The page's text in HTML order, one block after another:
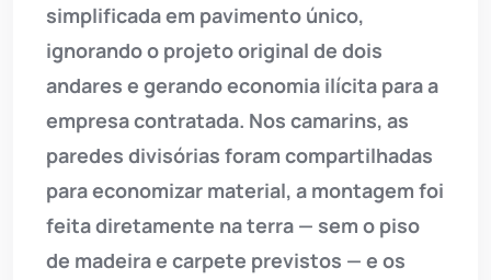
simplificada em pavimento único,
ignorando o projeto original de dois
andares e gerando economia ilícita para a
empresa contratada. Nos camarins, as
paredes divisórias foram compartilhadas
para economizar material, a montagem foi
feita diretamente na terra — sem o piso
de madeira e carpete previstos — e os